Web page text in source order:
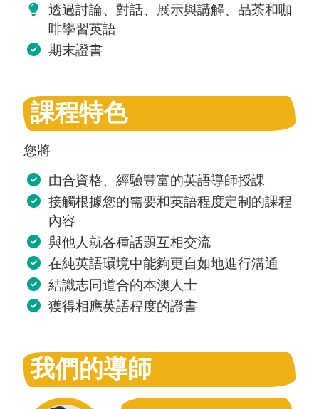
透過討論、對話、展示與講解、品茶和咖
啡學習英語
期末證書
課程特色
您將
由合資格、經驗豐富的英語導師授課
接觸根據您的需要和英語程度定制的課程
內容
與他人就各種話題互相交流
在純英語環境中能夠更自如地進行溝通
結識志同道合的本澳人士
獲得相應英語程度的證書
我們的導師